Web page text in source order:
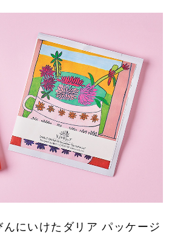
んにいけたダリア パッケージ